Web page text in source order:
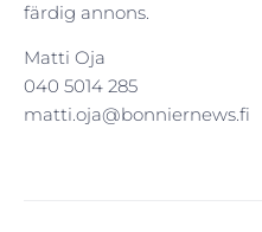
färdig annons.
Matti Oja
040 5014 285
matti.oja@bonniernews.fi